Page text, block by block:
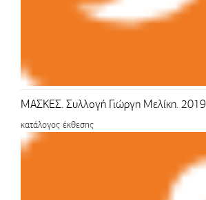
ΜΑΣΚΕΣ. Συλλογή Γιώργη Μελίκη. 2019
κατάλογος έκθεσης